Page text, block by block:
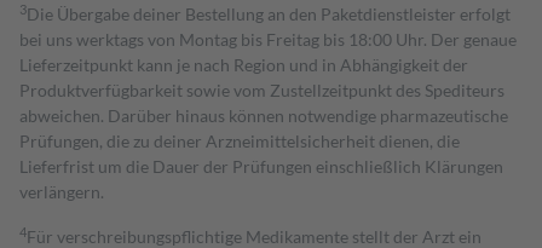
3Die Übergabe deiner Bestellung an den Paketdienstleister erfolgt
bei uns werktags von Montag bis Freitag bis 18:00 Uhr. Der genaue
Lieferzeitpunkt kann je nach Region und in Abhängigkeit der
Produktverfügbarkeit sowie vom Zustellzeitpunkt des Spediteurs
abweichen. Darüber hinaus können notwendige pharmazeutische
Prüfungen, die zu deiner Arzneimittelsicherheit dienen, die
Lieferfrist um die Dauer der Prüfungen einschließlich Klärungen
verlängern.
4Für verschreibungspflichtige Medikamente stellt der Arzt ein